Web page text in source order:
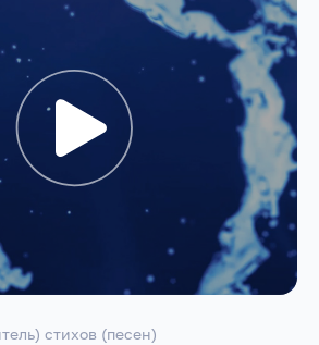
стихов (песен)